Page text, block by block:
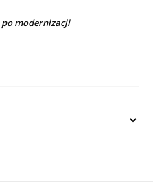
po modernizacji